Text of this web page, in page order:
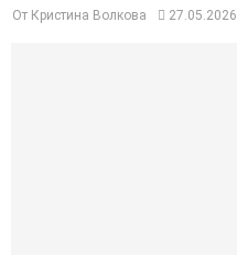
От Кристина Волкова 27.05.2026